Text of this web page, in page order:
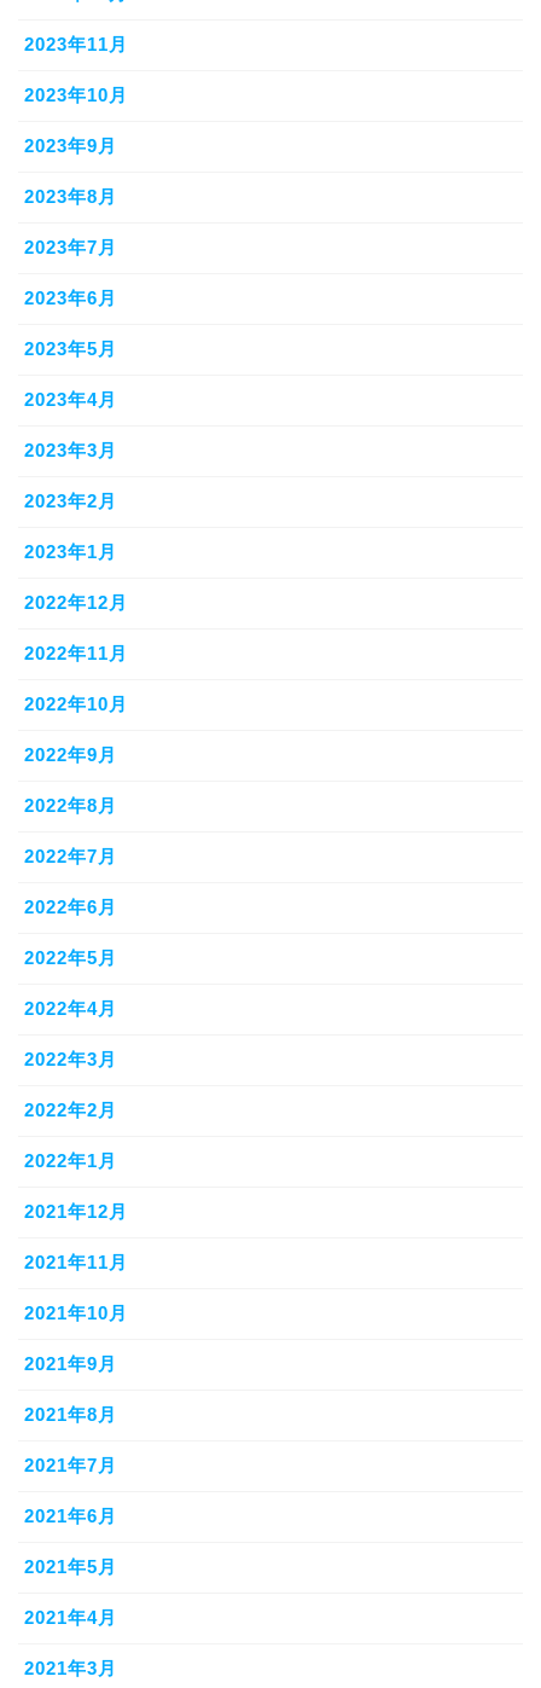
2023年11月
2023年10月
2023年9月
2023年8月
2023年7月
2023年6月
2023年5月
2023年4月
2023年3月
2023年2月
2023年1月
2022年12月
2022年11月
2022年10月
2022年9月
2022年8月
2022年7月
2022年6月
2022年5月
2022年4月
2022年3月
2022年2月
2022年1月
2021年12月
2021年11月
2021年10月
2021年9月
2021年8月
2021年7月
2021年6月
2021年5月
2021年4月
2021年3月